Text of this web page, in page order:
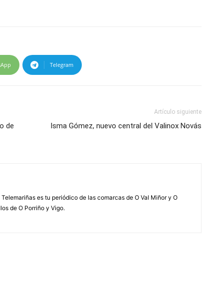
Telegram
de
Artículo siguiente
Isma Gómez, nuevo central del Valinox Novás
es tu periódico de las comarcas de O Val Miñor y O
de O Porriño y Vigo.